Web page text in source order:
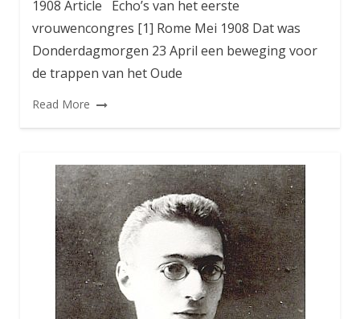
1908 Article Echo’s van het eerste
vrouwencongres [1] Rome Mei 1908 Dat was
Donderdagmorgen 23 April een beweging voor
de trappen van het Oude
Read More